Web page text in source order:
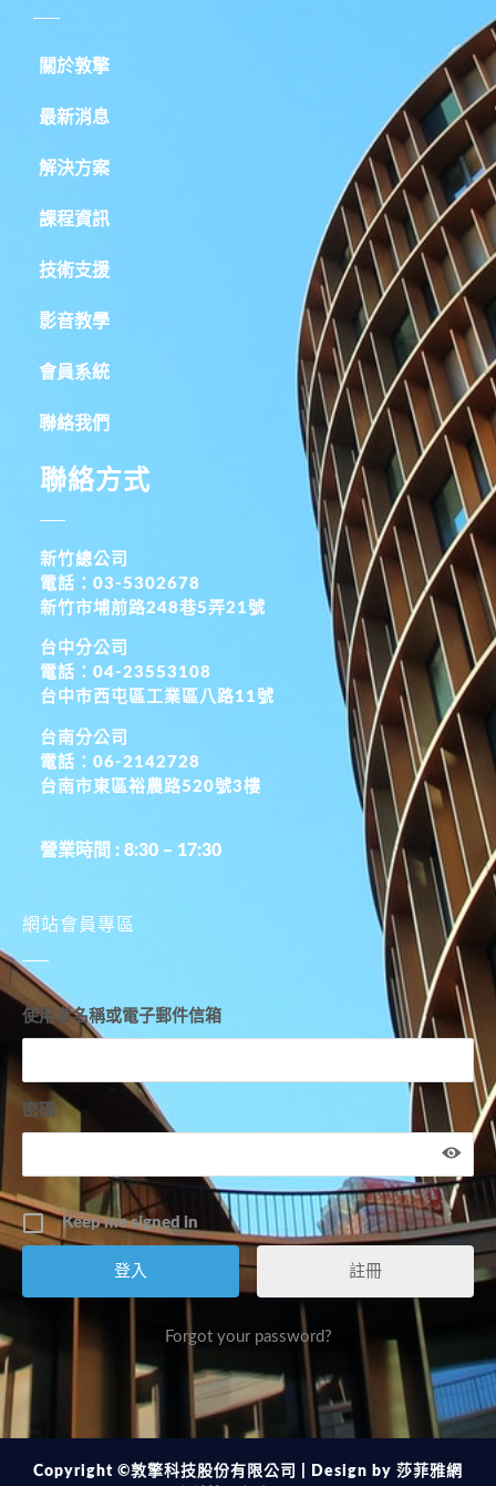
關於敦擎
最新消息
解決方案
課程資訊
技術支援
影音教學
會員系統
聯絡我們
聯絡方式
新竹總公司
電話：03-5302678
新竹市埔前路248巷5弄21號
台中分公司
電話：04-23553108
台中市西屯區工業區八路11號
台南分公司
電話：06-2142728
台南市東區裕農路520號3樓
營業時間 : 8:30 – 17:30
網站會員專區
使用者名稱或電子郵件信箱
密碼
Keep me signed in
註冊
Forgot your password?
Copyright ©敦擎科技股份有限公司 | Design by 莎菲雅網